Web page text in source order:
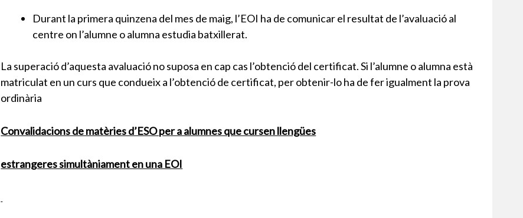
Durant la primera quinzena del mes de maig, l’EOI ha de comunicar el resultat de l’avaluació al
centre on l’alumne o alumna estudia batxillerat.
La superació d’aquesta avaluació no suposa en cap cas l’obtenció del certificat. Si l’alumne o alumna està
matriculat en un curs que condueix a l’obtenció de certificat, per obtenir-lo ha de fer igualment la prova
ordinària
Convalidacions de matèries d’ESO per a alumnes que cursen llengües
estrangeres simultàniament en una EOI